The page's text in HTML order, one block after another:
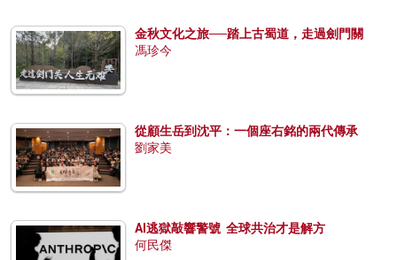
金秋文化之旅──踏上古蜀道，走過劍門關
馮珍今
從顧生岳到沈平：一個座右銘的兩代傳承
劉家美
AI逃獄敲響警號 全球共治才是解方
何民傑